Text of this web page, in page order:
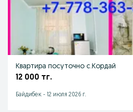
Квартира посуточно с.Кордай
12 000 тг.
Байдибек - 12 июля 2026 г.